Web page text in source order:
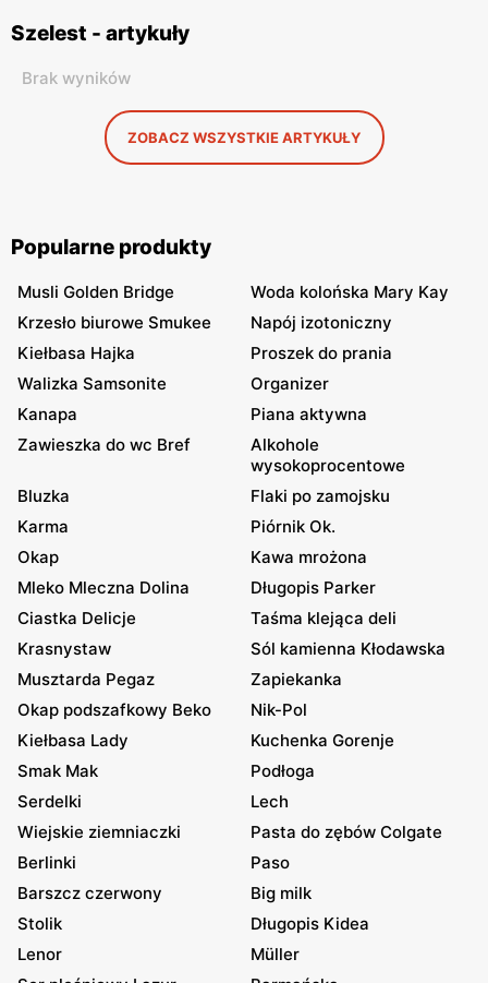
Szelest - artykuły
Brak wyników
ZOBACZ WSZYSTKIE ARTYKUŁY
Popularne produkty
Musli Golden Bridge
Woda kolońska Mary Kay
Krzesło biurowe Smukee
Napój izotoniczny
Kiełbasa Hajka
Proszek do prania
Walizka Samsonite
Organizer
Kanapa
Piana aktywna
Zawieszka do wc Bref
Alkohole
wysokoprocentowe
Bluzka
Flaki po zamojsku
Karma
Piórnik Ok.
Okap
Kawa mrożona
Mleko Mleczna Dolina
Długopis Parker
Ciastka Delicje
Taśma klejąca deli
Krasnystaw
Sól kamienna Kłodawska
Musztarda Pegaz
Zapiekanka
Okap podszafkowy Beko
Nik-Pol
Kiełbasa Lady
Kuchenka Gorenje
Smak Mak
Podłoga
Serdelki
Lech
Wiejskie ziemniaczki
Pasta do zębów Colgate
Berlinki
Paso
Barszcz czerwony
Big milk
Stolik
Długopis Kidea
Lenor
Müller